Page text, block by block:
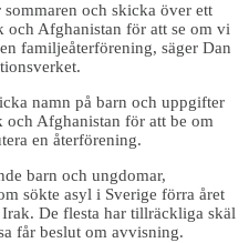
och skicka över ett
Afghanistan för att se om vi
familjeåterförening, säger Dan
namn på barn och uppgifter
Afghanistan för att be om
en återförening.
barn och ungdomar,
sökte asyl i Sverige förra året
De flesta har tillräckliga skäl
får beslut om avvisning.